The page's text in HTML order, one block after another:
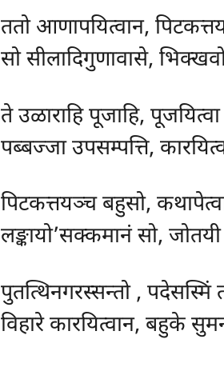
ततो आणापयित्वान,
सो सीलादिगुणावासे,
ते उळाराहि पूजाहि, पूजयित्वा
पब्बज्जा उपसम्पत्ति,
पिटकत्तयञ्च बहुसो,
लङ्कायो’सक्कमानं सो,
पुतत्थिनगरस्सन्तो , पदेसस्मिं
विहारे कारयित्वान, बहुके